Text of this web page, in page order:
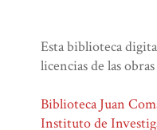
Esta biblioteca
licencias de las
Biblioteca Juan
Instituto de